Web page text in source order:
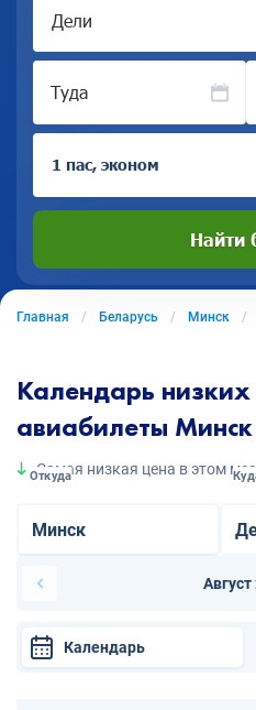
Туда
1 пас, эконом
Найти
Главная Беларусь Минск
Календарь
авиабилеты
Самая низкая цена в этом
Откуда
Август
Календарь